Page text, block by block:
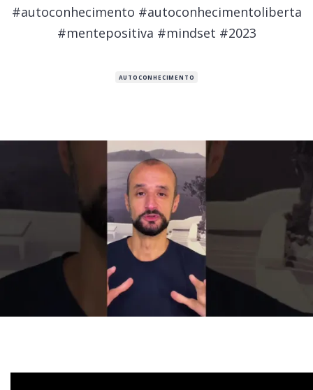
#autoconhecimento #autoconhecimentoliberta
#mentepositiva #mindset #2023
AUTOCONHECIMENTO